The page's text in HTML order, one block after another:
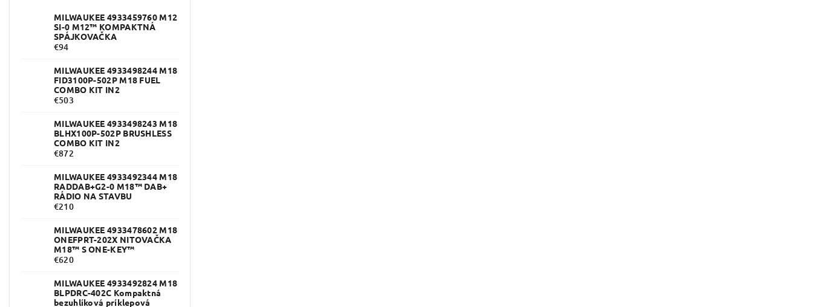
MILWAUKEE 4933459760 M12
SI-0 M12™ KOMPAKTNÁ
SPÁJKOVAČKA
€94
MILWAUKEE 4933498244 M18
FID3100P-502P M18 FUEL
COMBO KIT IN2
€503
MILWAUKEE 4933498243 M18
BLHX100P-502P BRUSHLESS
COMBO KIT IN2
€872
MILWAUKEE 4933492344 M18
RADDAB+G2-0 M18™ DAB+
RÁDIO NA STAVBU
€210
MILWAUKEE 4933478602 M18
ONEFPRT-202X NITOVAČKA
M18™ S ONE-KEY™
€620
MILWAUKEE 4933492824 M18
BLPDRC-402C Kompaktná
bezuhlíková príklepová